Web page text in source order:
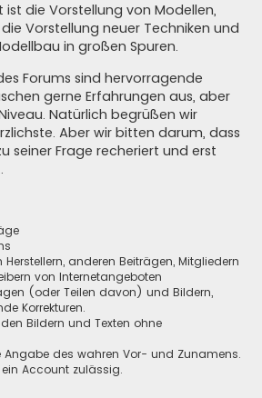
ist die Vorstellung von Modellen,
Vorstellung neuer Techniken und
in großen Spuren.
Forums sind hervorragende
gerne Erfahrungen aus, aber
Natürlich begrüßen wir
Aber wir bitten darum, dass
seiner Frage recheriert und erst
anderen Beiträgen, Mitgliedern
von Internetangeboten
(oder Teilen davon) und Bildern,
Korrekturen.
Bildern und Texten ohne
Angabe des wahren Vor- und Zunamens.
Account zulässig.